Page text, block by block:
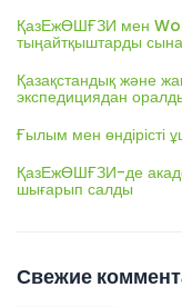
ҚазЕжӨШҒЗИ мен
тыңайтқыштарды
Қазақстандық және
экспедициядан
Ғылым мен өндірісті
ҚазЕжӨШҒЗИ-де
шығарып салды
Свежие